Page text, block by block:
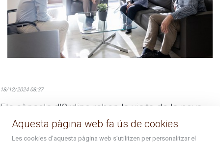
18/12/2024 08:37
Els cònsols d'Ordino reben la visita de la nova
presidenta de Càritas
La presidenta Anna Villas, i el consiliari mossèn Pepe Chisvert s'han
Aquesta pàgina web fa ús de cookies
Les cookies d’aquesta pàgina web s’utilitzen per personalitzar el